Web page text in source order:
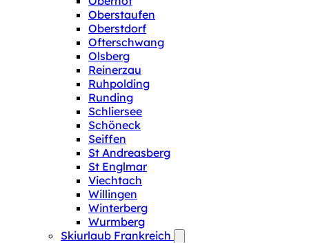
Oberstaufen
Oberstdorf
Ofterschwang
Olsberg
Reinerzau
Ruhpolding
Runding
Schliersee
Schöneck
Seiffen
St Andreasberg
St Englmar
Viechtach
Willingen
Winterberg
Wurmberg
Skiurlaub Frankreich